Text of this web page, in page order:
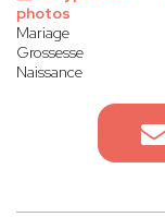
photos
Mariage
Grossesse
Naissance